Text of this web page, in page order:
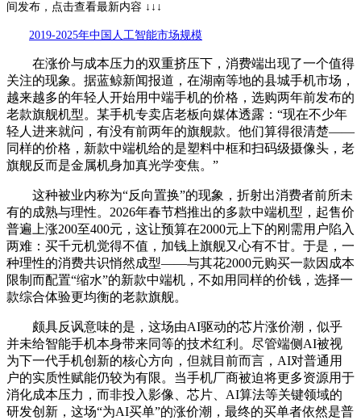
间发布，点击查看最新内容 ↓↓↓
2019-2025年中国人工智能市场规模
在涨价与成本压力的双重挤压下，消费端出现了一个值得
关注的现象。据蓝鲸新闻报道，在湖南等地的县城手机市场，
越来越多的年轻人开始用中端手机的价格，选购两年前发布的
老款旗舰机型。某手机专卖店老板向媒体透露：“现在不少年
轻人进来就问，有没有前两年的旗舰款。他们算得很清楚——
同样的价格，新款中端机给的是塑料中框和扫码级摄像头，老
旗舰反而是金属机身加真光学变焦。”
这种被业内称为“反向置换”的现象，折射出消费者前所未
有的成熟与理性。2026年春节档推出的多款中端机型，起售价
普遍上涨200至400元，这让预算在2000元上下的刚需用户陷入
两难：买千元机觉得不值，加钱上旗舰又心有不甘。于是，一
种理性的消费共识悄然成型——与其花2000元购买一款因成本
限制而配置“缩水”的新款中端机，不如用同样的价钱，选择一
款综合体验更均衡的老款旗舰。
颇具反讽意味的是，这场由AI驱动的芯片涨价潮，似乎
并未给智能手机本身带来同等的技术红利。尽管端侧AI被视
为下一代手机创新的核心方向，但就目前而言，AI对普通用
户的实质性赋能仍较为有限。当手机厂商被迫将更多资源用于
消化成本压力，而非投入影像、芯片、AI算法等关键领域的
研发创新，这场“为AI买单”的涨价潮，最终的买单者依然是普